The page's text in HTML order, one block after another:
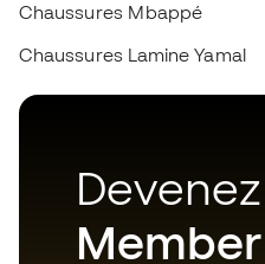
Chaussures Mbappé
Chaussures Lamine Yamal
Devenez
Member